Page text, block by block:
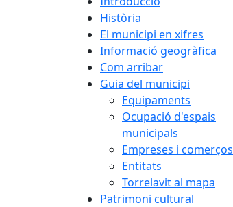
Història
El municipi en xifres
Informació geogràfica
Com arribar
Guia del municipi
Equipaments
Ocupació d'espais
municipals
Empreses i comerços
Entitats
Torrelavit al mapa
Patrimoni cultural